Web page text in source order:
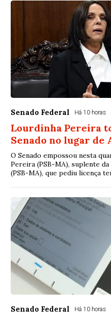
Senado Federal Há 10 horas
Lourdinha Pereira
Senado no lugar de
O Senado empossou nesta
Pereira (PSB-MA), suplente
(PSB-MA), que pediu licença
Senado Federal Há 10 horas